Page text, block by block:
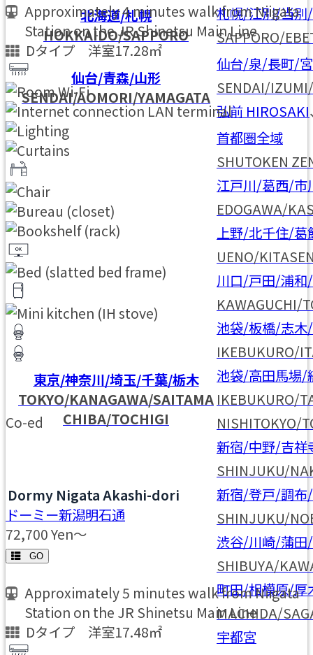
北海道/札幌
HOKKAIDO/SAPPORO
札幌/江別/当別
SAPPORO/
仙台/青森/山形
SENDAI/AOMORI/YAMAGATA
仙台/泉/長町/
SENDAI/
弘前 HIROSAKI
東京/神奈川/埼玉/千葉/栃木
TOKYO/KANAGAWA/SAITAMA
CHIBA/TOCHIGI
首都圏全域
SHUTOKEN
江戸川/葛西/
EDOGAWA/
上野/北千住/
UENO/
川口/戸田/浦
KAWAGUCHI/
池袋/板橋/志
IKEBUKURO/
池袋/高田馬場/
IKEBUKURO/
NISHITOKYO/
新宿/中野/吉祥
SHINJUKU/
新宿/登戸/調
SHINJUKU/
渋谷/川崎/蒲
SHIBUYA/
町田/相模原/厚
MACHIDA/
宇都宮
Approximately 4 minutes walk from Niigata
Station on the JR Shinetsu Main Line
Dタイプ 洋室17.28㎡
Co-ed
Dormy Nigata Akashi-dori
ドーミー新潟明石通
72,700Yen～
GO
Approximately 5 minutes walk from Niigata
Station on the JR Shinetsu Main Line
Dタイプ 洋室17.48㎡